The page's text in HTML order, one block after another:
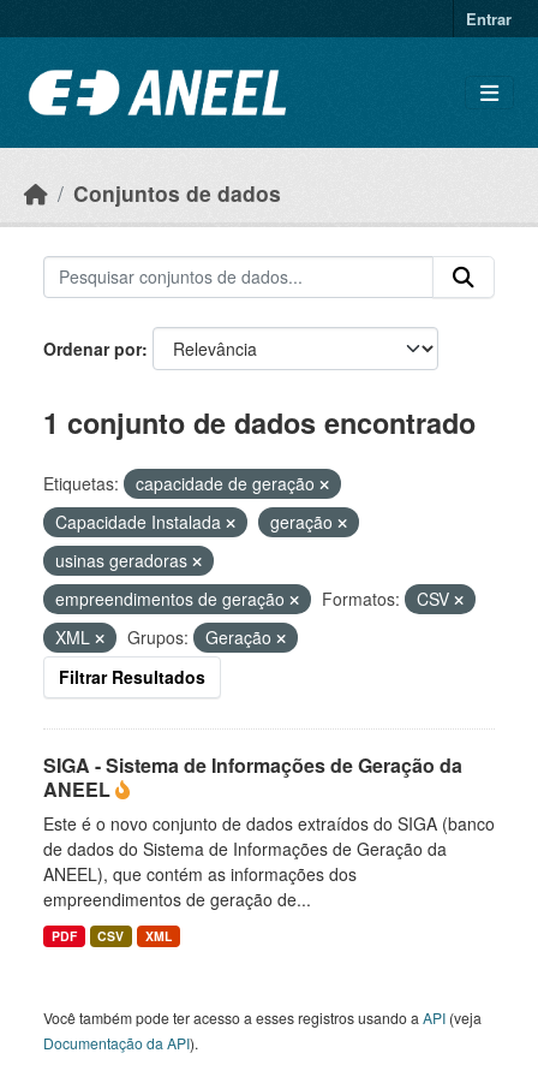
Entrar
Conjuntos de dados
Ordenar por
1 conjunto de dados encontrado
Etiquetas:
capacidade de geração
Capacidade Instalada
geração
usinas geradoras
empreendimentos de geração
Formatos:
CSV
XML
Grupos:
Geração
Filtrar Resultados
SIGA - Sistema de Informações de Geração da
ANEEL
Este é o novo conjunto de dados extraídos do SIGA (banco
de dados do Sistema de Informações de Geração da
ANEEL), que contém as informações dos
empreendimentos de geração de...
PDF CSV XML
Você também pode ter acesso a esses registros usando a API (veja
Documentação da API).